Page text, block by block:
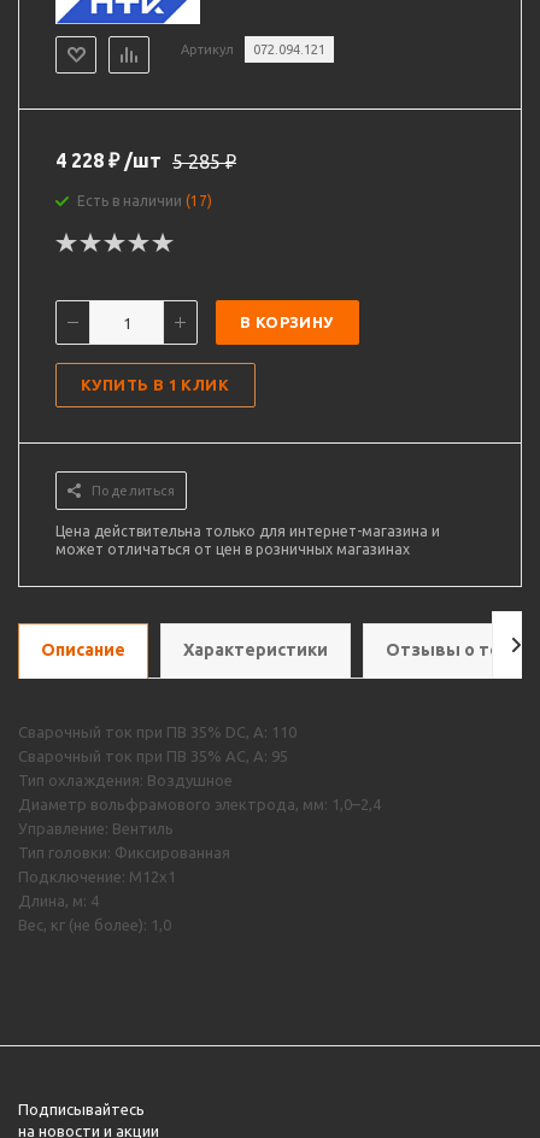
Артикул 072.094.121
4 228 ₽ /шт 5 285₽
Есть в наличии (17)
В КОРЗИНУ
КУПИТЬ В 1 КЛИК
Поделиться
Цена действительна только для интернет-магазина и
может отличаться от цен в розничных магазинах
Описание Характеристики Отзывы о
Сварочный ток при ПВ 35% DC, А: 110
Сварочный ток при ПВ 35% AC, А: 95
Тип охлаждения: Воздушное
Диаметр вольфрамового электрода, мм: 1,0–2,4
Управление: Вентиль
Тип головки: Фиксированная
Подключение: M12х1
Длина, м: 4
Вес, кг (не более): 1,0
Подписывайтесь
на новости и акции